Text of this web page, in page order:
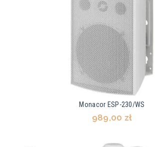
Monacor ESP-230/WS
989,00 zł